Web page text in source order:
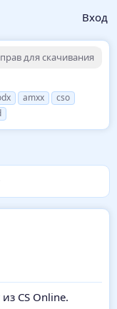
Вход
для скачивания
amxx
cso
CS Online.